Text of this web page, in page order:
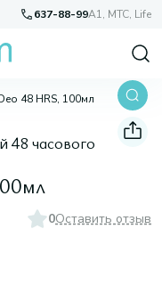
637-88-99A1, МТС, Life
48 HRS, 100мл
48 часового
0Оставить отзыв